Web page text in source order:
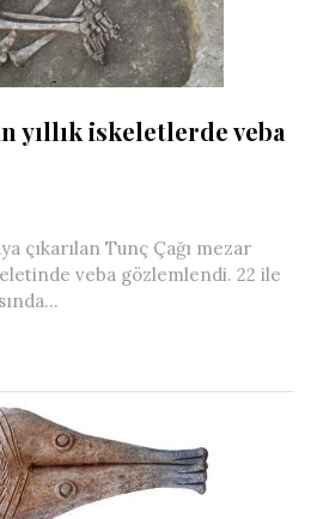
yıllık iskeletlerde veba
çıkarılan Tunç Çağı mezar
veba gözlemlendi. 22 ile